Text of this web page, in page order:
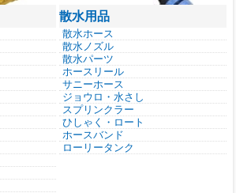
散水用品
散水ホース
散水ノズル
散水パーツ
ホースリール
サニーホース
ジョウロ・水さし
スプリンクラー
ひしゃく・ロート
ホースバンド
ローリータンク